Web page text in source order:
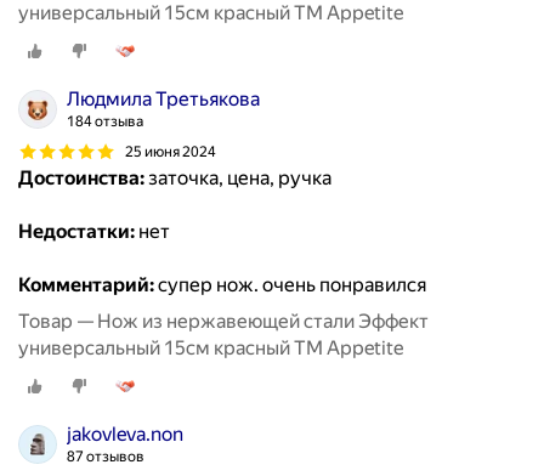
универсальный 15см красный ТМ Appetite
Людмила Третьякова
184 отзыва
25 июня 2024
Достоинства:заточка, цена, ручка
Недостатки: нет
Комментарий:супер нож. очень понравился
Товар — Нож из нержавеющей стали Эффект
универсальный 15см красный ТМ Appetite
jakovleva.non
87 отзывов